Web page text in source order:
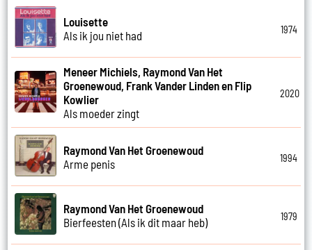
Louisette
Als ik jou niet had
1974
Meneer Michiels, Raymond Van Het
Groenewoud, Frank Vander Linden en Flip
Kowlier
Als moeder zingt
2020
Raymond Van Het Groenewoud
Arme penis
1994
Raymond Van Het Groenewoud
Bierfeesten (Als ik dit maar heb)
1979